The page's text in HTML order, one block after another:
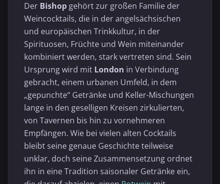
Der Bishop gehört zur großen Familie der
Weincocktails, die in der angelsächsischen
und europäischen Trinkkultur, in der
Spirituosen, Früchte und Wein miteinander
kombiniert werden, stark vertreten sind. Sein
Ursprung wird mit London in Verbindung
gebracht, einem urbanen Umfeld, in dem
„gepunchte“ Getränke und Keller-Mischungen
lange in den geselligen Kreisen zirkulierten,
von Tavernen bis hin zu vornehmeren
Empfängen. Wie bei vielen alten Cocktails
bleibt seine genaue Geschichte teilweise
unklar, doch seine Zusammensetzung ordnet
ihn in eine Tradition saisonaler Getränke ein,